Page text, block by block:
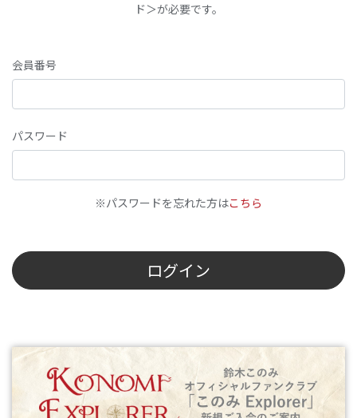
ド＞が必要です。
会員番号
パスワード
※パスワードを忘れた方はこちら
ログイン